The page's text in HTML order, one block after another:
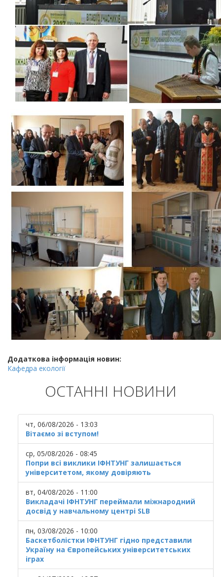
Додаткова інформація новин:
Кафедра екології
ОСТАННІ НОВИНИ
чт, 06/08/2026 - 13:03
Вітаємо зі вступом!
ср, 05/08/2026 - 08:45
Попри всі виклики ІФНТУНГ залишається
університетом, якому довіряють
вт, 04/08/2026 - 11:00
Викладачі ІФНТУНГ переймали міжнародний
досвід у навчальному центрі SLB
пн, 03/08/2026 - 10:00
Баскетболістки ІФНТУНГ гідно представили
Україну на Європейських університетських
іграх